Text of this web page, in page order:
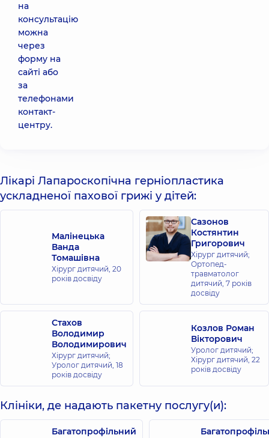
на
консультацію
можна
через
форму на
сайті або
за
телефонами
контакт-
центру.
Лікарі Лапароскопічна герніопластика
ускладненої пахової грижі у дітей:
Малінецька
Ванда
Томашівна
Хірург дитячий, 20
років досвіду
Сазонов
Костянтин
Григорович
Хірург дитячий;
Ортопед-
травматолог
дитячий, 7 років
досвіду
Стахов
Володимир
Володимирович
Хірург дитячий;
Уролог дитячий, 18
років досвіду
Козлов Роман
Вікторович
Уролог дитячий;
Хірург дитячий, 22
років досвіду
Клініки, де надають пакетну послугу(и):
Багатопрофільний